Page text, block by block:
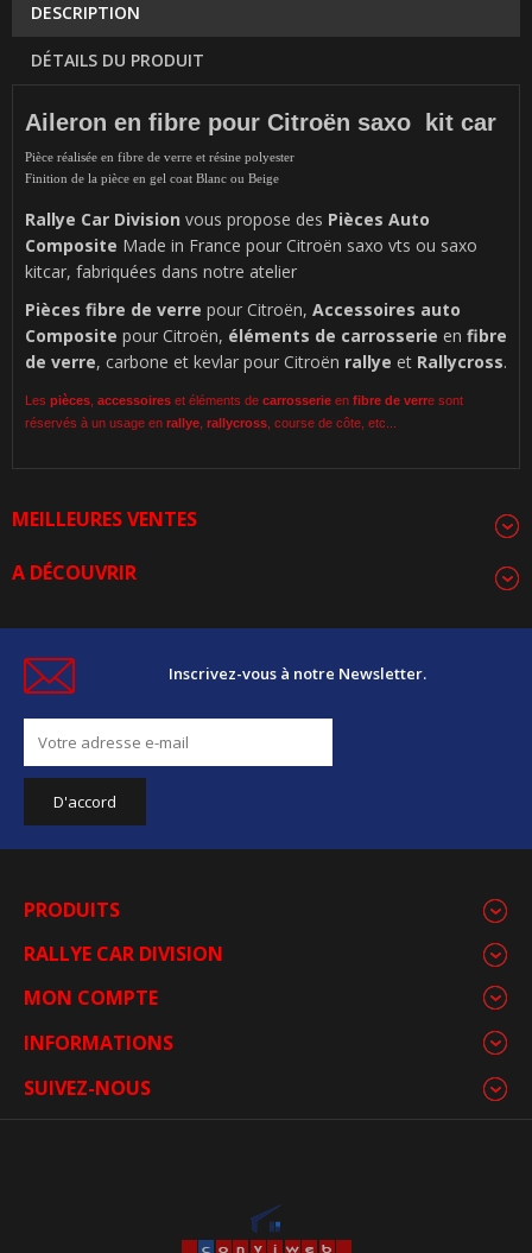
DESCRIPTION
DÉTAILS DU PRODUIT
Aileron en fibre pour Citroën saxo kit car
Pièce réalisée en fibre de verre et résine polyester
Finition de la pièce en gel coat Blanc ou Beige
Rallye Car Division vous propose des Pièces Auto
Composite Made in France pour Citroën saxo vts ou saxo
kitcar, fabriquées dans notre atelier
Pièces fibre de verre pour Citroën, Accessoires auto
Composite pour Citroën, éléments de carrosserie en fibre
de verre, carbone et kevlar pour Citroën rallye et Rallycross.
Les pièces accessoires et éléments de carrosserie en fibre de verre sont
réservés à un usage en rallye rallycross , course de côte, etc...
MEILLEURES VENTES
A DÉCOUVRIR
Inscrivez-vous à notre Newsletter.
PRODUITS
RALLYE CAR DIVISION
MON COMPTE
INFORMATIONS
SUIVEZ-NOUS